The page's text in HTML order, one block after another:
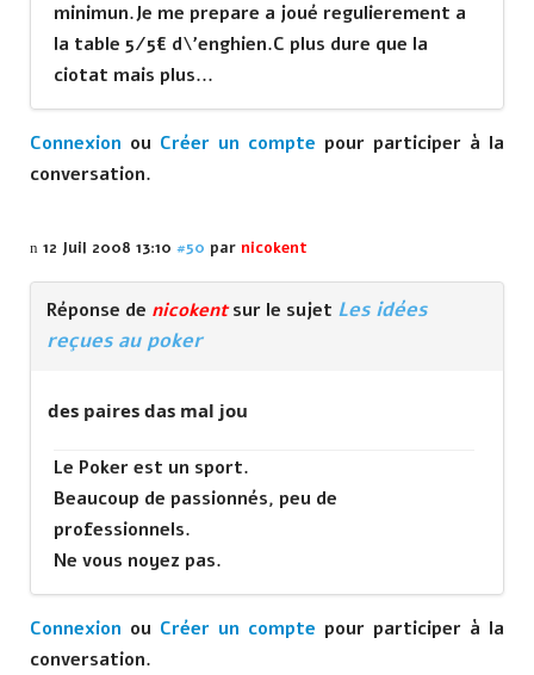
minimun.Je me prepare a joué regulierement a
la table 5/5€ d\'enghien.C plus dure que la
ciotat mais plus...
Connexion ou Créer un compte pour participer à la
conversation.
12 Juil 2008 13:10 #50 par nicokent
Réponse de nicokentsur le sujet Les idées
reçues au poker
des paires das mal jou
Le Poker est un sport.
Beaucoup de passionnés, peu de
professionnels.
Ne vous noyez pas.
Connexion ou Créer un compte pour participer à la
conversation.